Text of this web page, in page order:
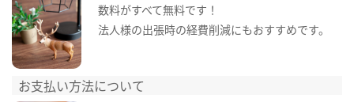
数料がすべて無料です！
法人様の出張時の経費削減にもおすすめです。
お支払い方法について